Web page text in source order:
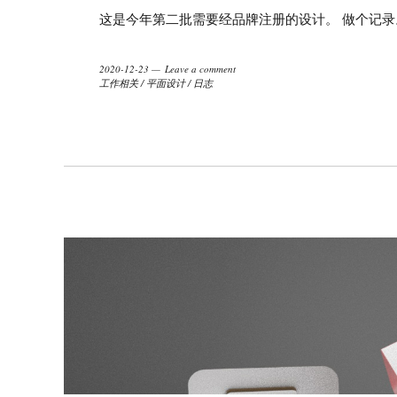
这是今年第二批需要经品牌注册的设计。 做个记
2020-12-23
Leave a comment
工作相关/ 平面设计/ 日志